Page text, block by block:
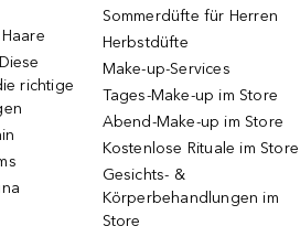
richtige
Sommerdüfte für Herren
Herbstdüfte
Make-up-Services
Tages-Make-up im Store
Abend-Make-up im Store
Kostenlose Rituale im Store
Gesichts- &
Körperbehandlungen im
Store